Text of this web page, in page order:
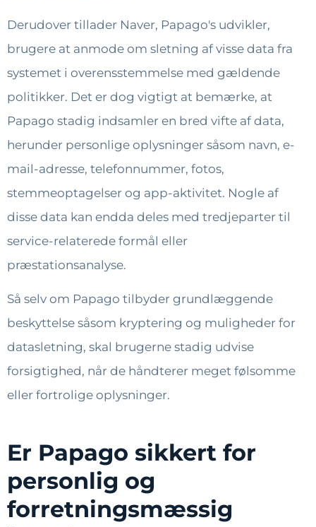
Derudover tillader Naver, Papago's udvikler,
brugere at anmode om sletning af visse data fra
systemet i overensstemmelse med gældende
politikker. Det er dog vigtigt at bemærke, at
Papago stadig indsamler en bred vifte af data,
herunder personlige oplysninger såsom navn, e-
mail-adresse, telefonnummer, fotos,
stemmeoptagelser og app-aktivitet. Nogle af
disse data kan endda deles med tredjeparter til
service-relaterede formål eller
præstationsanalyse.
Så selv om Papago tilbyder grundlæggende
beskyttelse såsom kryptering og muligheder for
datasletning, skal brugerne stadig udvise
forsigtighed, når de håndterer meget følsomme
eller fortrolige oplysninger.
Er Papago sikkert for
personlig og
forretningsmæssig